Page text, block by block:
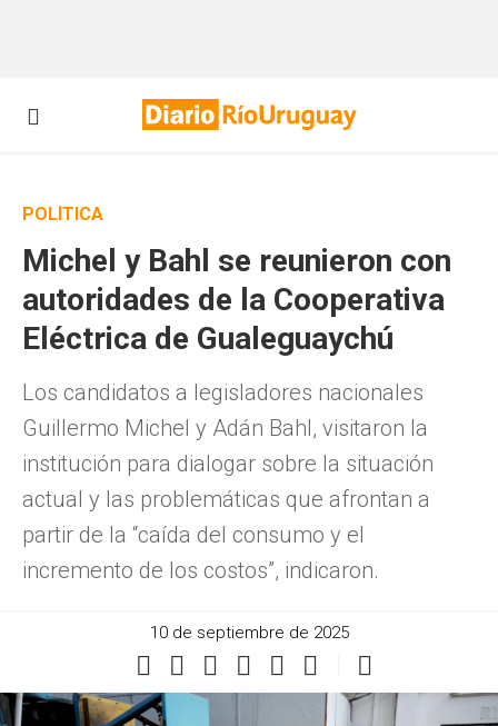
POLÍTICA
Michel y Bahl se reunieron con
autoridades de la Cooperativa
Eléctrica de Gualeguaychú
Los candidatos a legisladores nacionales
Guillermo Michel y Adán Bahl, visitaron la
institución para dialogar sobre la situación
actual y las problemáticas que afrontan a
partir de la “caída del consumo y el
incremento de los costos”, indicaron.
10 de septiembre de 2025